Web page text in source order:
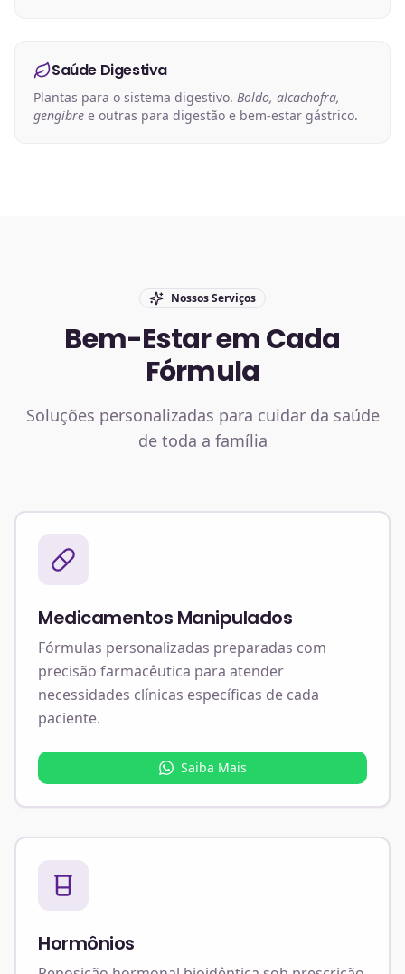
Saúde Digestiva
Plantas para o sistema digestivo. Boldo, alcachofra,
gengibre e outras para digestão e bem-estar gástrico.
Nossos Serviços
Bem-Estar em Cada
Fórmula
Soluções personalizadas para cuidar da saúde
de toda a família
Medicamentos Manipulados
Fórmulas personalizadas preparadas com
precisão farmacêutica para atender
necessidades clínicas específicas de cada
paciente.
Saiba Mais
Hormônios